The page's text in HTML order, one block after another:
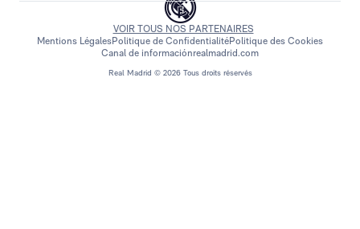
Real Madrid © 2026 Tous droits réservés
VOIR TOUS NOS PARTENAIRES
Mentions LégalesPolitique de ConfidentialitéPolitique des Cookies
Canal de informaciónrealmadrid.com